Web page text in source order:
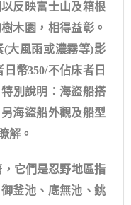
反映富士山及箱根
木園，相得益彰。
大風雨或濃霧等)影
幣350/不佔床者日
別說明：海盜船搭
海盜船外觀及船型
解。
它們是忍野地區指
釜池、底無池、銚